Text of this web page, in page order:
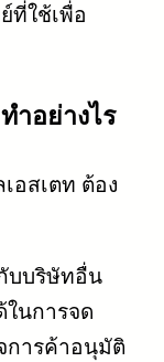
ที่ใช้เพื่อ
ำอย่างไร
อสเตท ต้อง
บบริษัทอื่น
นการจด
ารค้าอนุมัติ